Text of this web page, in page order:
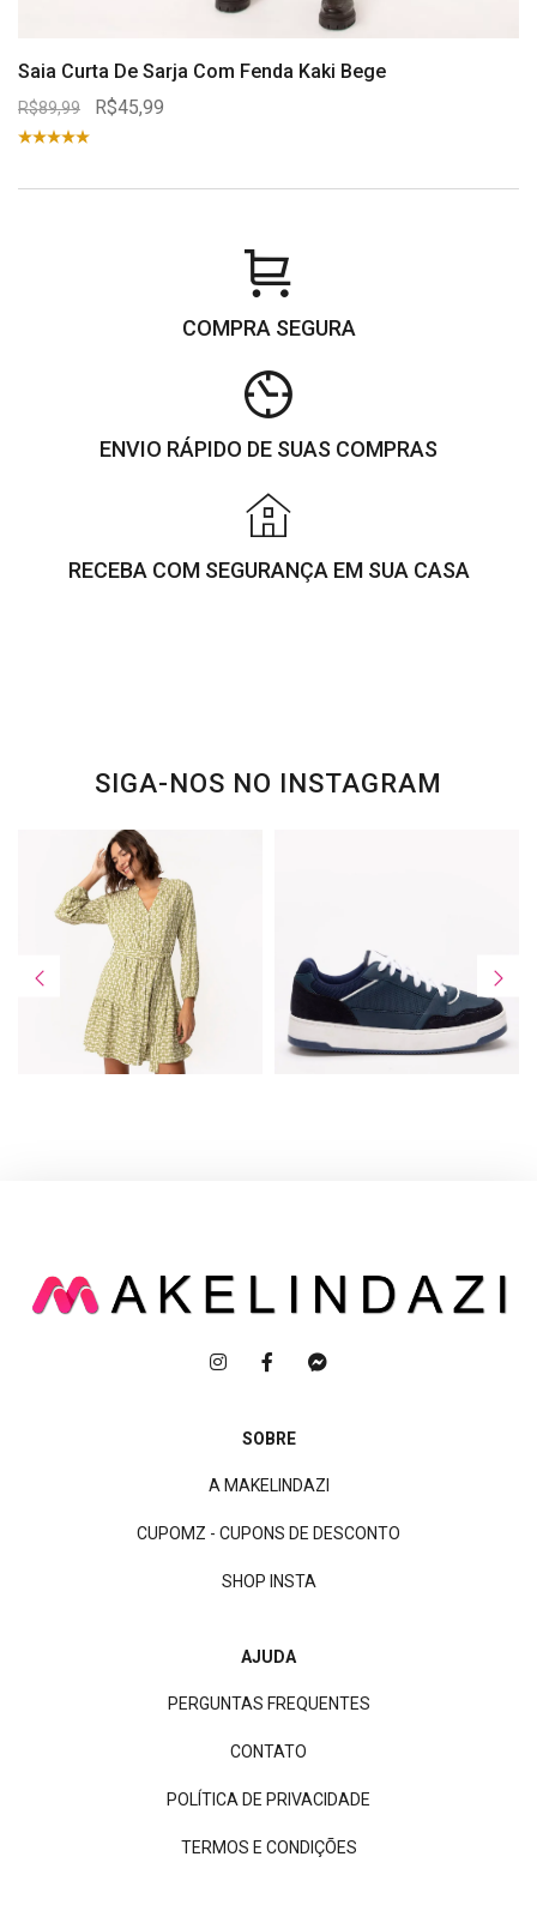
Saia Curta De Sarja Com Fenda Kaki Bege
R$89,99 R$45,99
COMPRA SEGURA
ENVIO RÁPIDO DE SUAS COMPRAS
RECEBA COM SEGURANÇA EM SUA CASA
SIGA-NOS NO INSTAGRAM
SOBRE
A MAKELINDAZI
CUPOMZ - CUPONS DE DESCONTO
SHOP INSTA
AJUDA
PERGUNTAS FREQUENTES
CONTATO
POLÍTICA DE PRIVACIDADE
TERMOS E CONDIÇÕES